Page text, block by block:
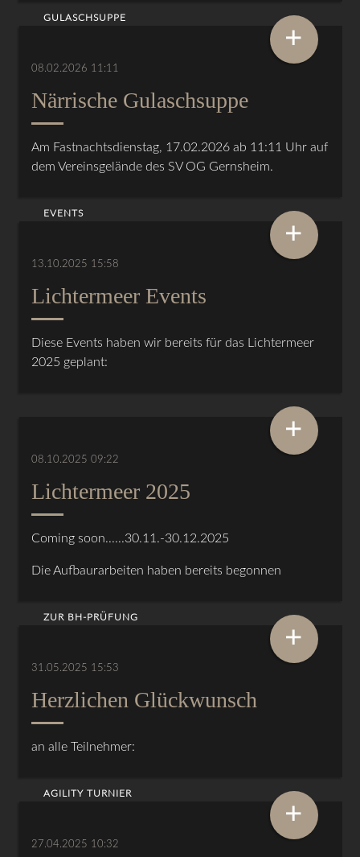
GULASCHSUPPE
08.02.2026 11:11
Närrische Gulaschsuppe
Am Fastnachtsdienstag, 17.02.2026 ab 11:11 Uhr auf
dem Vereinsgelände des SV OG Gernsheim.
+
EVENTS
13.10.2025 15:58
Lichtermeer Events
Diese Events haben wir bereits für das Lichtermeer
2025 geplant:
+
08.10.2025 09:22
Lichtermeer 2025
Coming soon......30.11.-30.12.2025
Die Aufbaurarbeiten haben bereits begonnen
+
ZUR BH-PRÜFUNG
31.05.2025 15:53
Herzlichen Glückwunsch
an alle Teilnehmer:
+
AGILITY TURNIER
27.04.2025 10:32
+